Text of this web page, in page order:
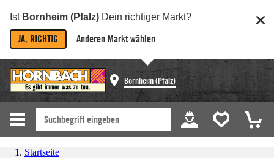
Ist Bornheim (Pfalz) Dein richtiger Markt?
JA, RICHTIG Anderen Markt wählen
Bornheim (Pfalz)
Startseite